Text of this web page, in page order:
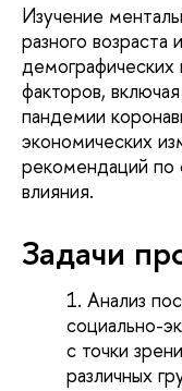
Изучение
разного возраста
демографических
факторов,
пандемии
экономических
рекомендаций по
влияния.
Задачи
Анализ
социально-
с точки
различных